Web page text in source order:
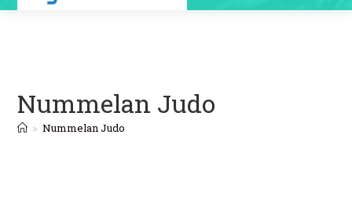
Nummelan Judo
> Nummelan Judo